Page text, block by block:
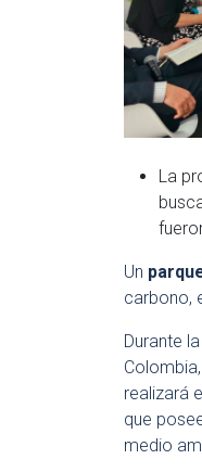
La
Un
carbono,
Durante la
realizará
que
medio